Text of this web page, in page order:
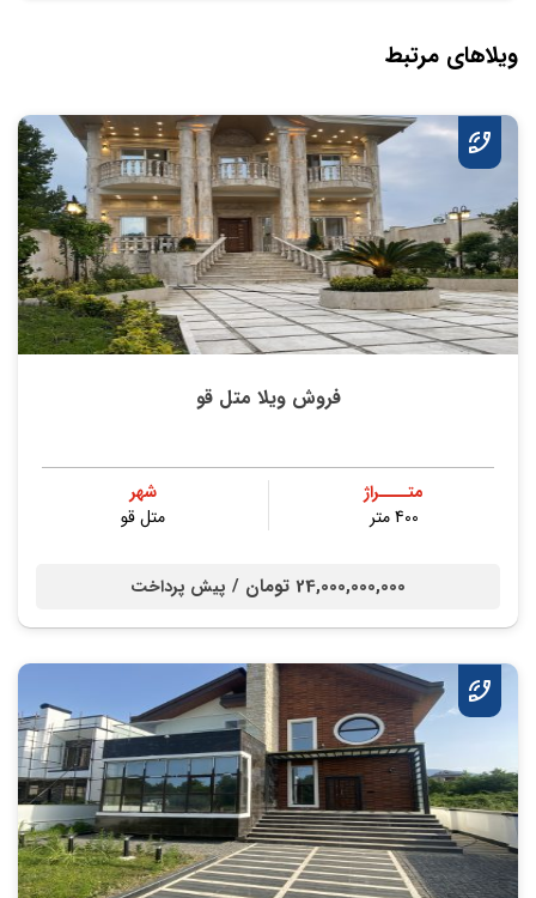
ویلاهای مرتبط
فروش ویلا متل قو
متــــراژ
400 متر
شهر
متل قو
24,000,000,000 تومان / پیش پرداخت